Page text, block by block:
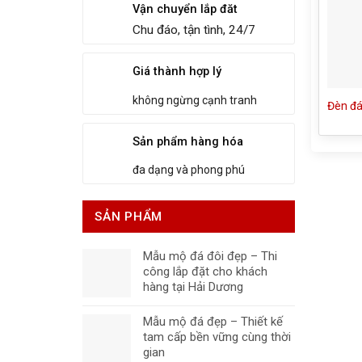
Vận chuyển lắp đăt
Chu đáo, tận tình, 24/7
Giá thành hợp lý
không ngừng cạnh tranh
Sản phẩm hàng hóa
đa dạng và phong phú
SẢN PHẨM
Mẫu mộ đá đôi đẹp – Thi
công lắp đặt cho khách
hàng tại Hải Dương
Mẫu mộ đá đẹp – Thiết kế
tam cấp bền vững cùng thời
gian
Đèn